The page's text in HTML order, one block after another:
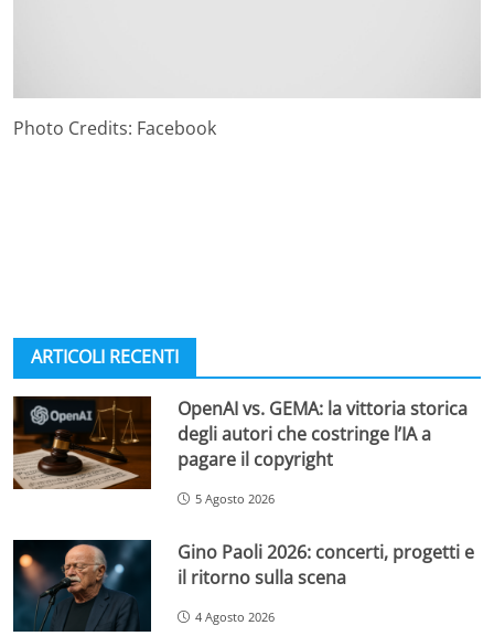
Photo Credits: Facebook
ARTICOLI RECENTI
OpenAI vs. GEMA: la vittoria storica
degli autori che costringe l’IA a
pagare il copyright
5 Agosto 2026
Gino Paoli 2026: concerti, progetti e
il ritorno sulla scena
4 Agosto 2026